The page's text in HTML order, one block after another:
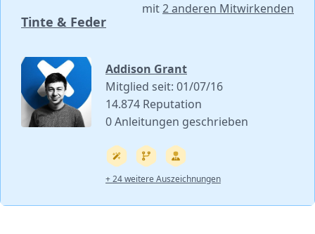
Tinte & Feder
mit2 anderen Mitwirkenden
Addison Grant
Mitglied seit: 01/07/16
14.874 Reputation
0 Anleitungen geschrieben
+ 24 weitere Auszeichnungen